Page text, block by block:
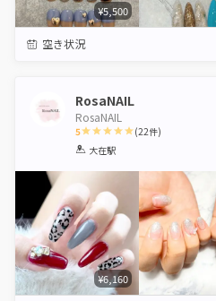
¥5,500
空き状況
RosaNAIL
RosaNAIL
5
1 2 3 4
(22件)
大在駅
¥6,160